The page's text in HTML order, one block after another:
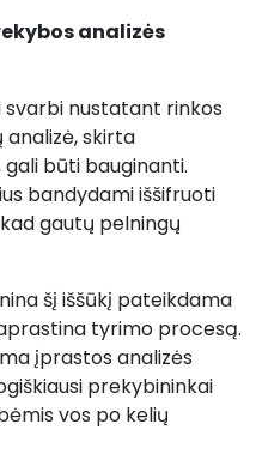
analizės
svarbi nustatant rinkos
analizė, skirta
būti bauginanti.
bandydami iššifruoti
gautų pelningų
šį iššūkį pateikdama
tyrimo procesą.
įprastos analizės
prekybininkai
vos po kelių